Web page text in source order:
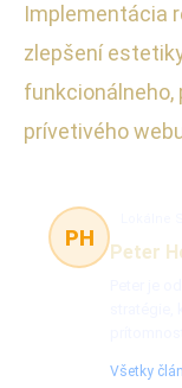
Implementácia
zlepšení
prívetivého
PH
Peter
Všetky